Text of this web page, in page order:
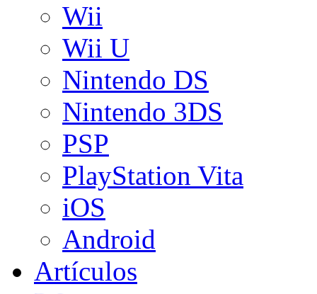
Wii
Wii U
Nintendo DS
Nintendo 3DS
PSP
PlayStation Vita
iOS
Android
Artículos